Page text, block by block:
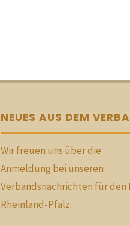
NEUES AUS DEM
Wir freuen uns über die
Anmeldung bei unseren
Verbandsnachrichten für den
Rheinland-Pfalz.